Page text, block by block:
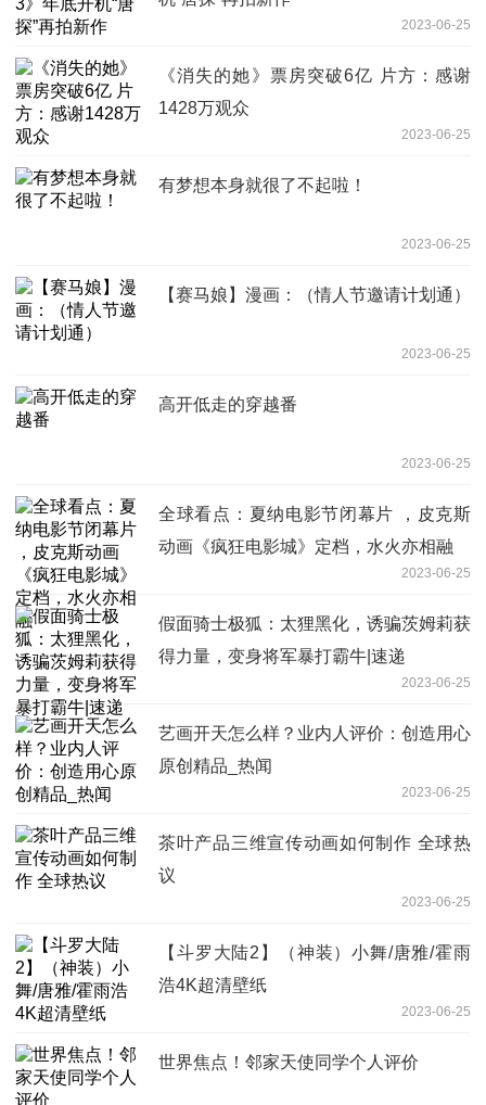
2023-06-25
《消失的她》票房突破6亿 片方：感谢
1428万观众
2023-06-25
有梦想本身就很了不起啦！
2023-06-25
【赛马娘】漫画：（情人节邀请计划通）
2023-06-25
高开低走的穿越番
2023-06-25
全球看点：夏纳电影节闭幕片 ，皮克斯
动画《疯狂电影城》定档，水火亦相融
2023-06-25
假面骑士极狐：太狸黑化，诱骗茨姆莉获
得力量，变身将军暴打霸牛|速递
2023-06-25
艺画开天怎么样？业内人评价：创造用心
原创精品_热闻
2023-06-25
茶叶产品三维宣传动画如何制作 全球热
议
2023-06-25
【斗罗大陆2】（神装）小舞/唐雅/霍雨
浩4K超清壁纸
2023-06-25
世界焦点！邻家天使同学个人评价